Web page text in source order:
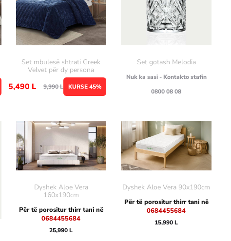
Set mbulesë shtrati Greek
Velvet për dy persona
KURSE 45%
9,990L
5,490 L
Set gotash Melodia
Nuk ka sasi - Kontakto stafin
0800 08 08
Dyshek Aloe Vera
160x190cm
Për të porositur thirr tani në
0684455684
25,990L
Dyshek Aloe Vera 90x190cm
Për të porositur thirr tani në
0684455684
15,990L